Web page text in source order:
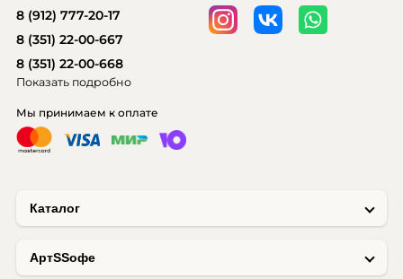
Каталог
AртSSофе
Мы принимаем к оплате
8 (912) 777-20-17
8 (351) 22-00-667
8 (351) 22-00-668
Показать подробно